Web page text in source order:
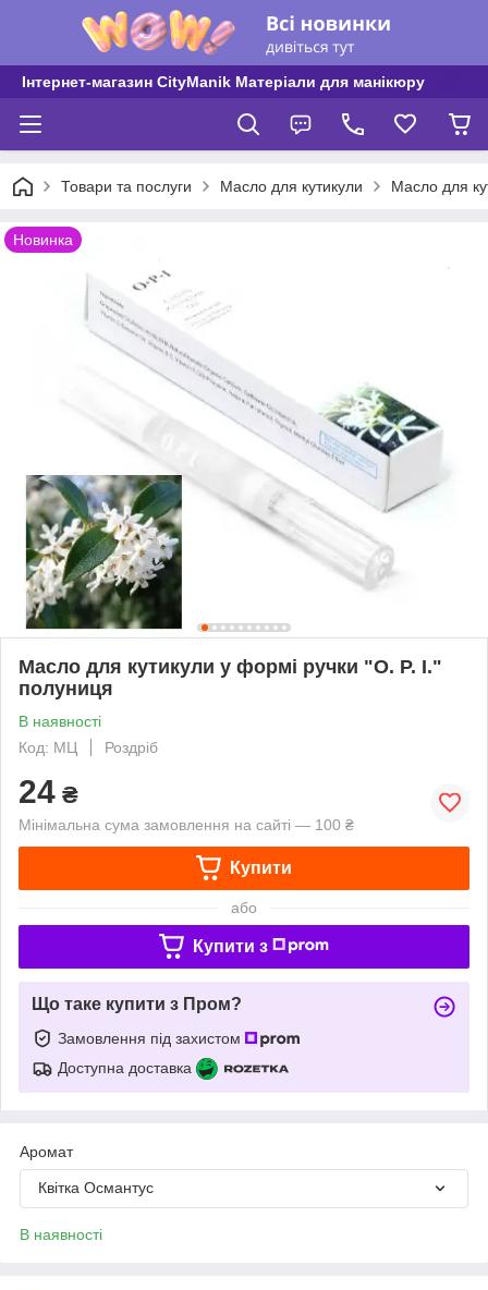
Інтернет-магазин CityManik Матеріали для манікюру
Товари та послуги Масло для кутикули Масло для
Новинка
Масло для кутикули у формі ручки "O. P. I."
полуниця
В наявності
Код: МЦ
Роздріб
24 ₴
Мінімальна сума замовлення на сайті — 100 ₴
Купити
або
Купити з
Що таке купити з Пром?
Замовлення під захистом
Доступна доставка
Аромат
Квітка Османтус
В наявності